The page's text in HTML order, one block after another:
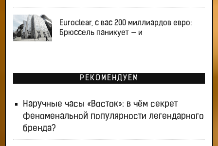
Euroclear, с вас 200 миллиардов евро:
Брюссель паникует — и
РЕКОМЕНДУЕМ
Наручные часы «Восток»: в чём секрет
феноменальной популярности легендарного
бренда?